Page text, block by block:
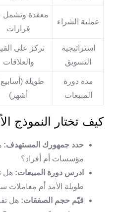
عملية الشراء
معقدة وتشمل
قرارات
استراتيجية
التسويق
تركز على
والعلاقات
مدة دورة
المبيعات
طويلة (أسابيع
أشهر)
كيف تختار النموذج
حدد جمهورك المستهدف:
مؤسسات أم أفراد؟
ادرس دورة المبيعات: هل
طويلة الأمد أم معاملات
قيّم حجم الصفقات: هل